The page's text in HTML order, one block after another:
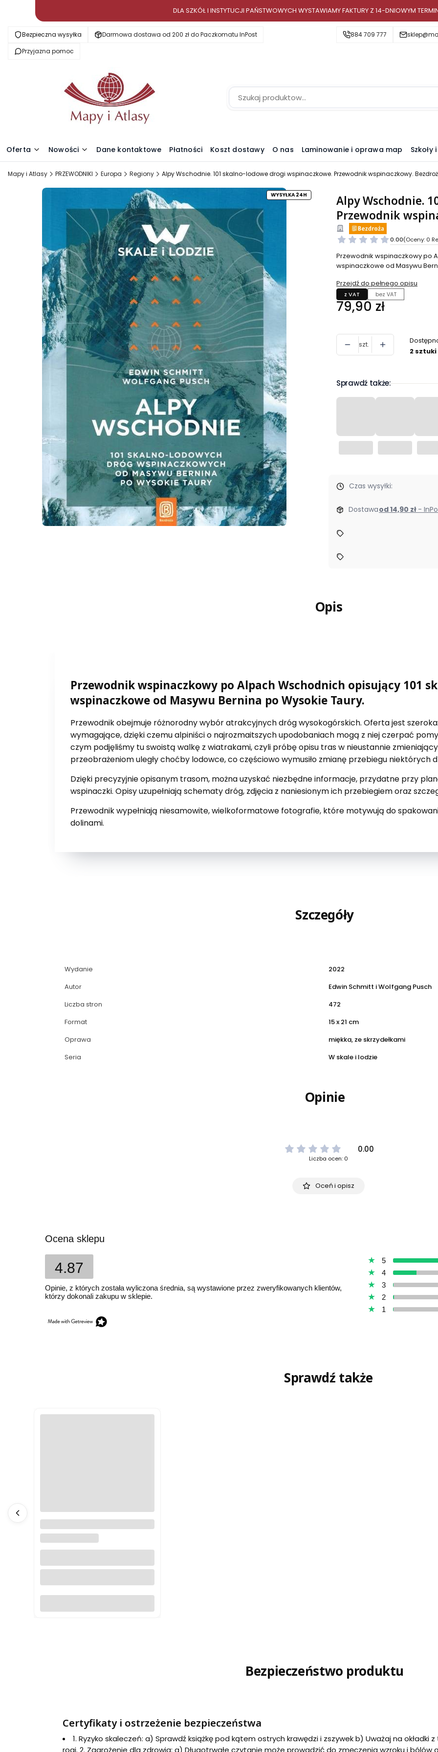
DLA SZKÓŁ I INSTYTUCJI PAŃSTWOWYCH WYSTAWIAMY FAKTURY Z 14-DNIOWYM
Bezpieczna wysyłka
Darmowa dostawa od 200 zł do Paczkomatu InPost
Przyjazna pomoc
884 709 777
Oferta Nowości Dane kontaktowe Płatności Koszt dostawy O nas Laminowanie i oprawa map
Mapy i Atlasy PRZEWODNIKI Europa Regiony Alpy Wschodnie. 101 skalno-lodowe drogi wspinaczkowe. Przewodnik wspinaczkowy.
WYSYŁKA 24H
Alpy Wschodnie.
Przewodnik
0.00(Oceny: 0
Przewodnik wspinaczkowy po
wspinaczkowe od Masywu
Przejdź do pełnego opisu
z VAT bez VAT
Cena
79,90 zł
szt.
2 sztuki
Sprawdź także:
Czas wysyłki:
Dostawa od 14,90 zł -
Opis
Przewodnik wspinaczkowy po Alpach Wschodnich opisujący 101
wspinaczkowe od Masywu Bernina po Wysokie Taury.
Przewodnik obejmuje różnorodny wybór atrakcyjnych dróg wysokogórskich. Oferta jest
wymagające, dzięki czemu alpiniści o najrozmaitszych upodobaniach mogą z niej czerpać
czym podjęliśmy tu swoistą walkę z wiatrakami, czyli próbę opisu tras w nieustannie
przeobrażeniom uległy choćby lodowce, co częściowo wymusiło zmianę przebiegu niektórych
Dzięki precyzyjnie opisanym trasom, można uzyskać niezbędne informacje, przydatne przy
wspinaczki. Opisy uzupełniają schematy dróg, zdjęcia z naniesionym ich przebiegiem oraz
Przewodnik wypełniają niesamowite, wielkoformatowe fotografie, które motywują do
dolinami.
Szczegóły
Wydanie
2022
Autor
Edwin Schmitt i Wolfgang Pusch
Liczba stron
472
Format
15 x 21 cm
Oprawa
miękka, ze skrzydełkami
Seria
W skale i lodzie
Opinie
0.00
Liczba ocen: 0
Oceń i opisz
Ocena sklepu
4.87
Opinie, z których została wyliczona średnia, są wystawione przez zweryfikowanych klientów,
którzy dokonali zakupu w sklepie.
5
4
3
2
1
Sprawdź także
Tessyńskie, Walijskie, Graickie,
Delfinackie, Kotyjskie,
Nadmorskie, Mont Blanc. Tom
Bezpieczeństwo produktu
Certyfikaty i ostrzeżenie bezpieczeństwa
1. Ryzyko skaleczeń: a) Sprawdź książkę pod kątem ostrych krawędzi i zszywek b) Uważaj na